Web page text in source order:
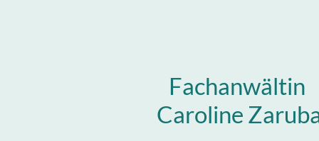
Fachanwältin
Caroline